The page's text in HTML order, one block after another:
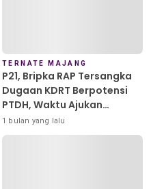
TERNATE MAJANG
P21, Bripka RAP Tersangka
Dugaan KDRT Berpotensi
PTDH, Waktu Ajukan
Banding Habis
1 bulan yang lalu